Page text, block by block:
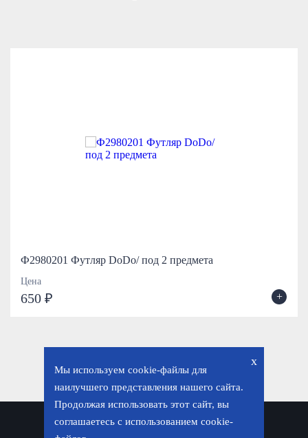
Ф2980201 Футляр DoDo/ под 2 предмета
Цена
650 ₽ +
x
Мы используем cookie-файлы для
наилучшего представления нашего сайта.
Продолжая использовать этот сайт, вы
соглашаетесь с использованием cookie-